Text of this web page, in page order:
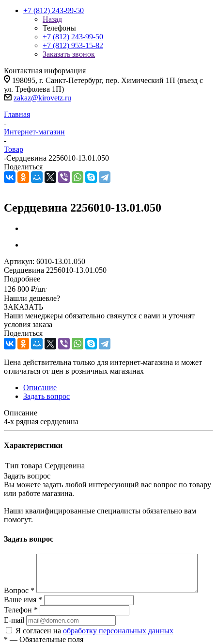
+7 (812) 243-99-50
Назад
Телефоны
+7 (812) 243-99-50
+7 (812) 953-15-82
Заказать звонок
Контактная информация
198095, г. Санкт-Петербург, пер. Химический 1П (въезд с
ул. Трефолева 1П)
zakaz@kirovetz.ru
Главная
-
Интернет-магазин
-
Товар
-Сердцевина 2256010-13.01.050
Поделиться
Сердцевина 2256010-13.01.050
Артикул: 6010-13.01.050
Сердцевина 2256010-13.01.050
Подробнее
126 800 ₽/шт
Нашли дешевле?
ЗАКАЗАТЬ
Наши менеджеры обязательно свяжутся с вами и уточнят
условия заказа
Поделиться
Цена действительна только для интернет-магазина и может
отличаться от цен в розничных магазинах
Описание
Задать вопрос
Описание
4-х рядная сердцевина
Характеристики
Тип товара Сердцевина
Задать вопрос
Вы можете задать любой интересующий вас вопрос по товару
или работе магазина.
Наши квалифицированные специалисты обязательно вам
помогут.
Задать вопрос
Вопрос *
Ваше имя *
Телефон *
E-mail
Я согласен на обработку персональных данных
* — Обязательные поля